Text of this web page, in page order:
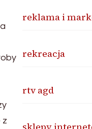
z
reklama i
rekreacja
rtv agd